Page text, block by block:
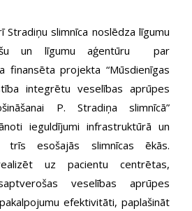
Stradiņu slimnīca noslēdza līgumu
un līgumu aģentūru par
finansēta projekta “Mūsdienīgas
integrētu veselības aprūpes
P. Stradiņa slimnīcā”
ieguldījumi infrastruktūrā un
trīs esošajās slimnīcas ēkās.
uz pacientu centrētas,
veselības aprūpes
efektivitāti, paplašināt